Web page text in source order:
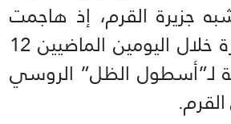
جزيرة القرم، إذ هاجمت
طائراتها المسيّرة خلال اليومين الماضيين 12
لـ”أسطول الظل” الروسي